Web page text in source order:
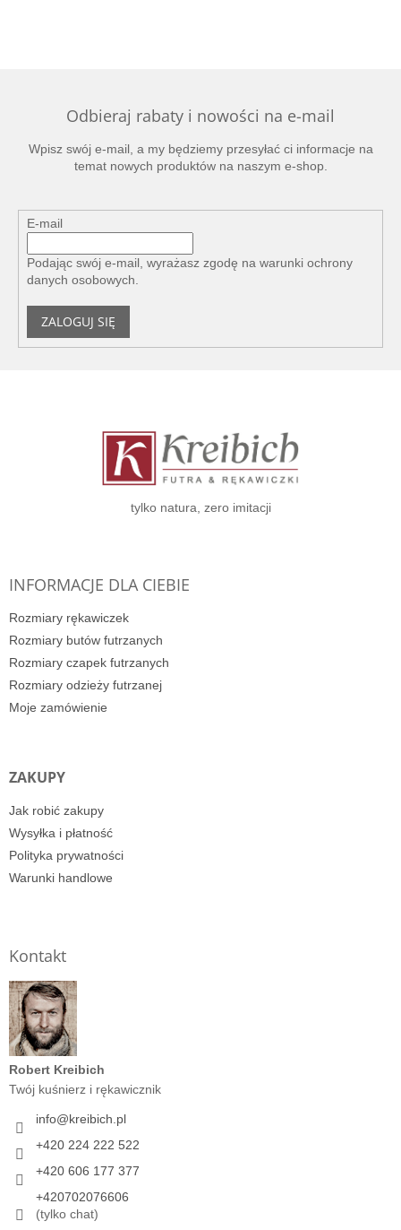
Odbieraj rabaty i nowości na e-mail
Wpisz swój e-mail, a my będziemy przesyłać ci informacje na
temat nowych produktów na naszym e-shop.
E-mail
Podając swój e-mail, wyrażasz zgodę na warunki ochrony
danych osobowych
ZALOGUJ SIĘ
tylko natura, zero imitacji
INFORMACJE DLA CIEBIE
Rozmiary rękawiczek
Rozmiary butów futrzanych
Rozmiary czapek futrzanych
Rozmiary odzieży futrzanej
Moje zamówienie
ZAKUPY
Jak robić zakupy
Wysyłka i płatność
Polityka prywatności
Warunki handlowe
Kontakt
Robert Kreibich
Twój kuśnierz i rękawicznik
info@kreibich.pl
+420 224 222 522
+420 606 177 377
+420702076606
(tylko chat)